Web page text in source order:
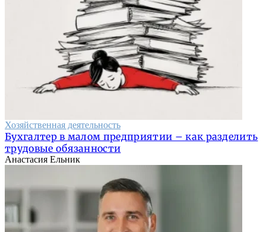
Хозяйственная деятельность
Бухгалтер в малом предприятии – как разделить
трудовые обязанности
Анастасия Ельник